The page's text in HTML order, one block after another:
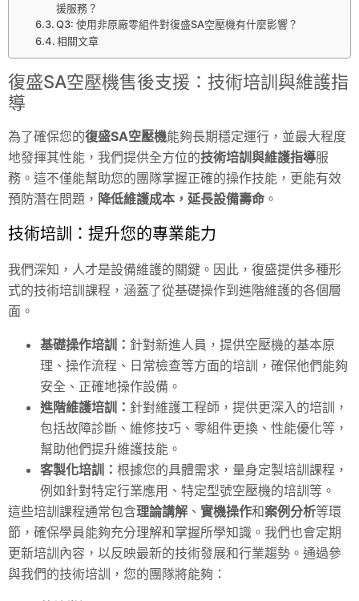
援服務？
Q3: 使用非原廠零組件對復盛SA空壓機有什麼影響？
相關文章
復盛SA空壓機售後支援：技術培訓與維護指
導
為了確保您的復盛SA空壓機能夠長期穩定運行，並最大程度
地發揮其性能，我們提供全方位的技術培訓與維護指導服
務。這不僅能幫助您的團隊掌握正確的操作技能，更能有效
預防潛在問題， 降低維護成本，延長設備壽命 。
技術培訓：提升您的專業能力
我們深知，人才是設備維護的關鍵。因此，復盛提供多種形
式的技術培訓課程，涵蓋了從基礎操作到進階維護的各個層
面。
基礎操作培訓： 針對新進人員，提供空壓機的基本原
理、操作流程、日常檢查等方面的培訓，確保他們能夠
安全、正確地操作設備。
進階維護培訓： 針對維護工程師，提供更深入的培訓，
包括故障診斷、維修技巧、零組件更換、性能優化等，
幫助他們提升維護技能。
客製化培訓： 根據您的具體需求，量身定製培訓課程，
例如針對特定行業應用、特定型號空壓機的培訓等。
這些培訓課程通常包含理論講解 、 實機操作和案例分析等環
節，確保學員能夠充分理解和掌握所學知識。我們也會定期
更新培訓內容，以反映最新的技術發展和行業趨勢。通過參
與我們的技術培訓，您的團隊將能夠：